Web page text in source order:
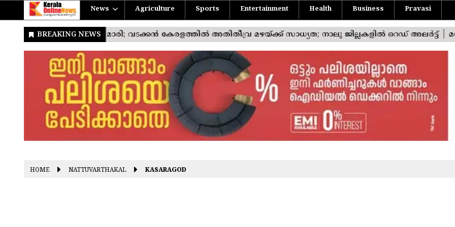
News Agriculture Sports Entertainment Health Business Pravasi
HOME NATTUVARTHAKAL KASARAGOD